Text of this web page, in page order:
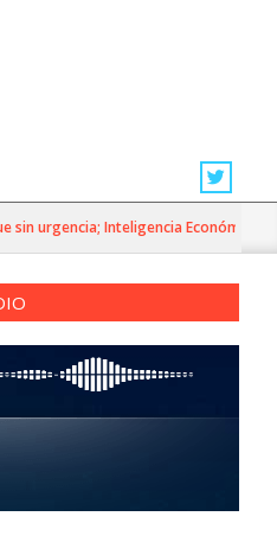
Inteligencia Económica»